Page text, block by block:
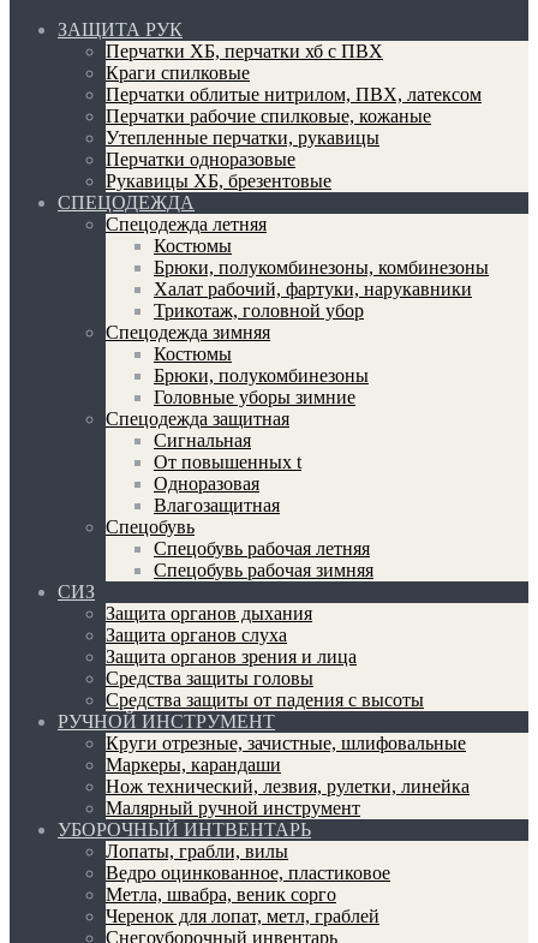
ЗАЩИТА РУК
Перчатки ХБ, перчатки хб с ПВХ
Краги спилковые
Перчатки облитые нитрилом, ПВХ, латексом
Перчатки рабочие спилковые, кожаные
Утепленные перчатки, рукавицы
Перчатки одноразовые
Рукавицы ХБ, брезентовые
СПЕЦОДЕЖДА
Спецодежда летняя
Костюмы
Брюки, полукомбинезоны, комбинезоны
Халат рабочий, фартуки, нарукавники
Трикотаж, головной убор
Спецодежда зимняя
Костюмы
Брюки, полукомбинезоны
Головные уборы зимние
Спецодежда защитная
Сигнальная
От повышенных t
Одноразовая
Влагозащитная
Спецобувь
Спецобувь рабочая летняя
Спецобувь рабочая зимняя
СИЗ
Защита органов дыхания
Защита органов слуха
Защита органов зрения и лица
Средства защиты головы
Средства защиты от падения с высоты
РУЧНОЙ ИНСТРУМЕНТ
Круги отрезные, зачистные, шлифовальные
Маркеры, карандаши
Нож технический, лезвия, рулетки, линейка
Малярный ручной инструмент
УБОРОЧНЫЙ ИНТВЕНТАРЬ
Лопаты, грабли, вилы
Ведро оцинкованное, пластиковое
Метла, швабра, веник сорго
Черенок для лопат, метл, граблей
Снегоуборочный инвентарь